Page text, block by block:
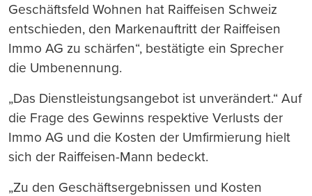
Geschäftsfeld Wohnen hat Raiffeisen Schweiz
entschieden, den Markenauftritt der Raiffeisen
Immo AG zu schärfen“, bestätigte ein Sprecher
die Umbenennung.
„Das Dienstleistungsangebot ist unverändert.“ Auf
die Frage des Gewinns respektive Verlusts der
Immo AG und die Kosten der Umfirmierung hielt
sich der Raiffeisen-Mann bedeckt.
„Zu den Geschäftsergebnissen und Kosten